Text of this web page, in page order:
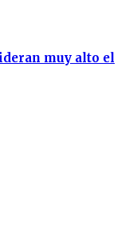
muy alto el